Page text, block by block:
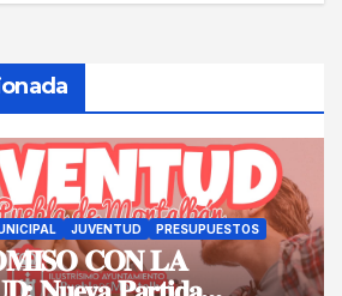
JUVENTUD PRESUPUESTOS
𝐂𝐎𝐍 𝐋𝐀